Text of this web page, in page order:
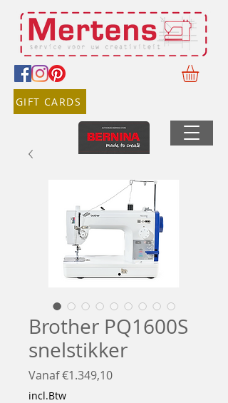
GIFT CARDS
Brother PQ1600S
snelstikker
Vanaf€1.349,10Verkoopprijs
incl.Btw